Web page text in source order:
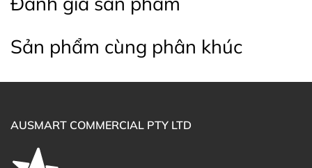
Hướng dẫn sử dụng viên sủi Berocca Boost
Cách dùng:Hòa tan một viên vào một ly nước.
theo chỉ định của chuyên gia y tế.
Sản phẩm cùng phân khúc
AUSMART COMMERCIAL PTY LTD